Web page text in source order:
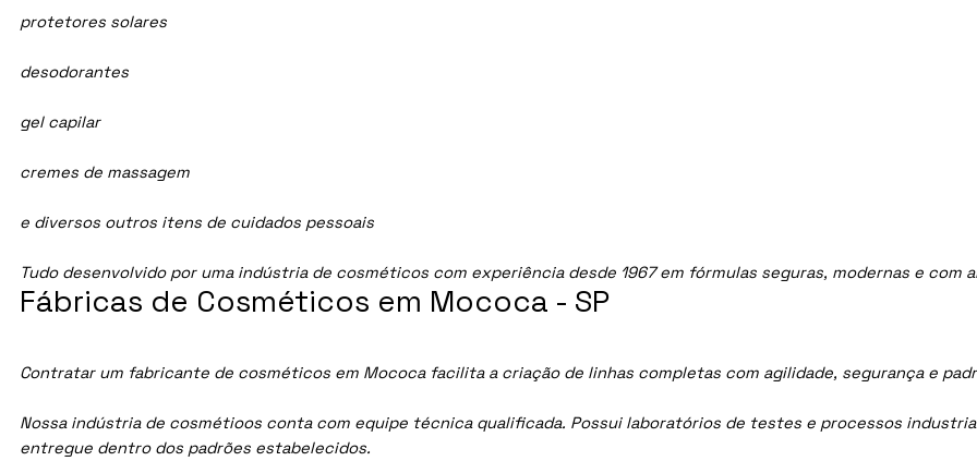
protetores solares
desodorantes
gel capilar
cremes de massagem
e diversos outros itens de cuidados pessoais
Tudo desenvolvido por uma indústria de cosméticos com experiência desde 1967 em fórmulas seguras, modernas e com
Contratar um fabricante de cosméticos em Mococa facilita a criação de linhas completas com agilidade, segurança e
Nossa indústria de cosmétioos conta com equipe técnica qualificada. Possui laboratórios de testes e processos
entregue dentro dos padrões estabelecidos.
Fábricas de Cosméticos em Mococa - SP